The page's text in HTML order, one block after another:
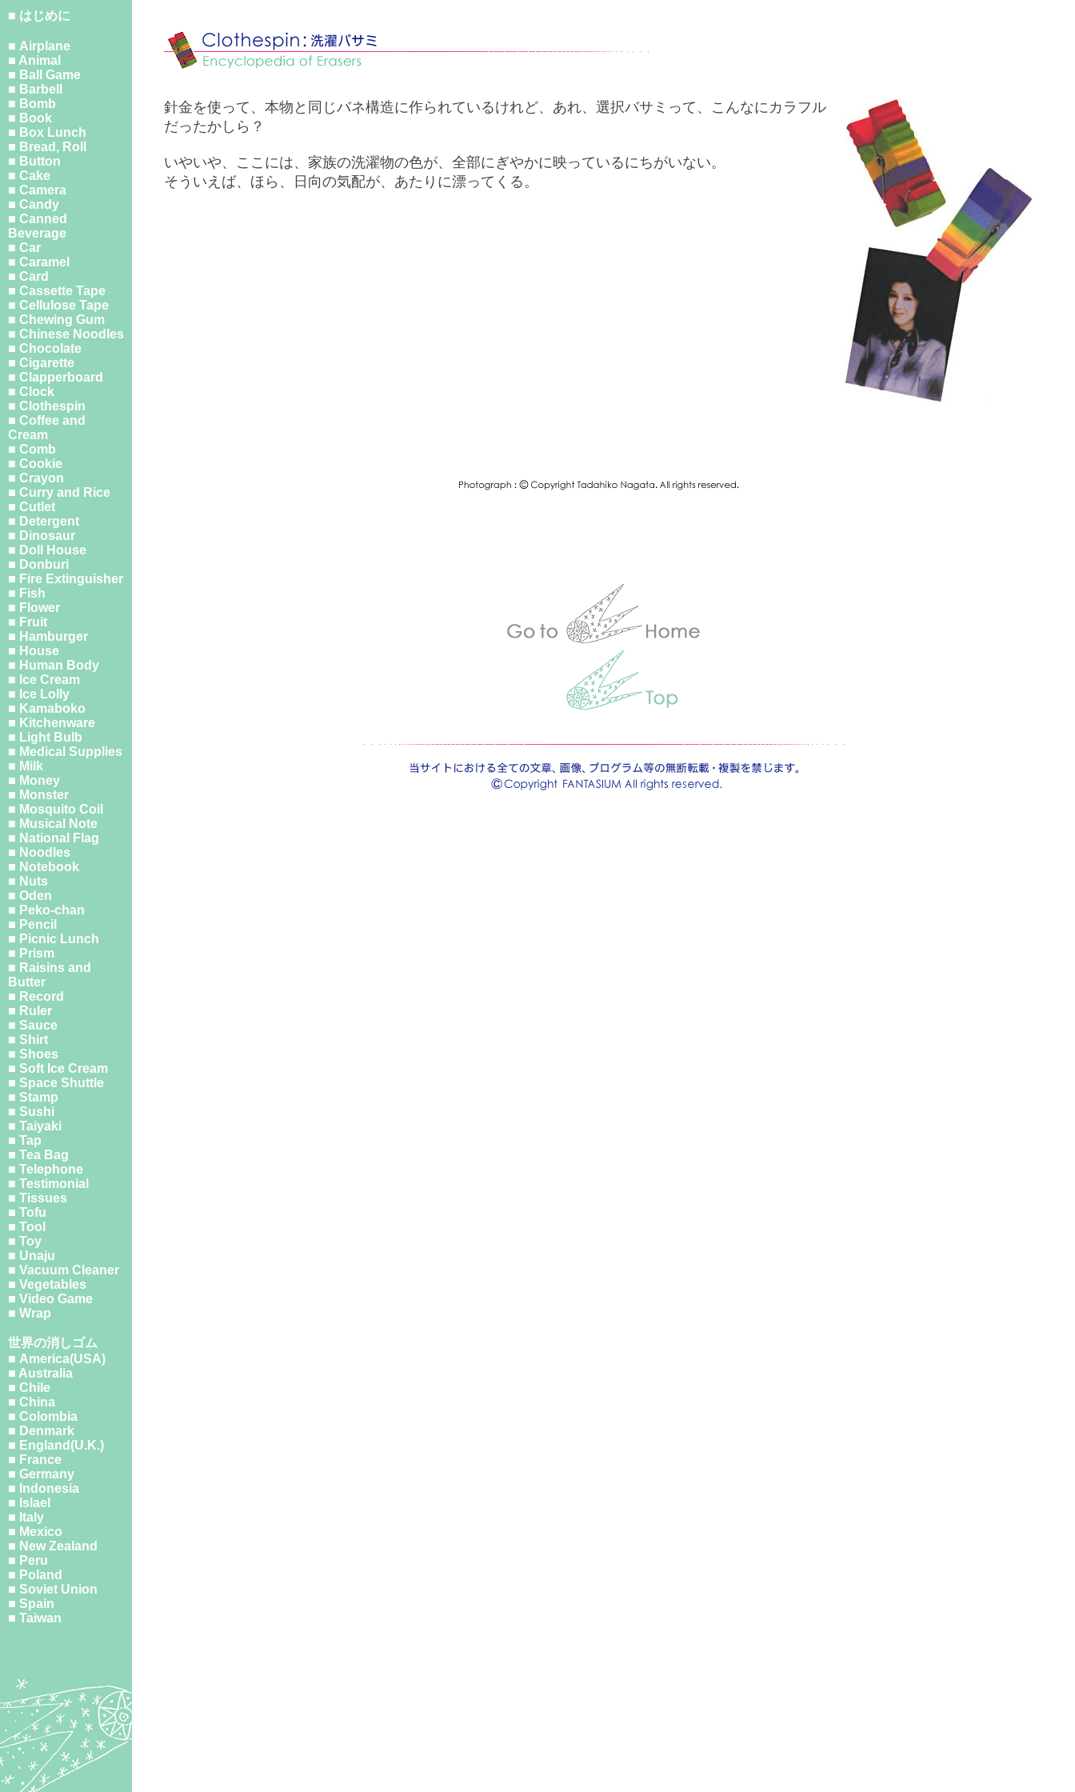
■ はじめに
■ Airplane
■ Animal
■ Ball Game
■ Barbell
■ Bomb
■ Book
■ Box Lunch
■ Bread, Roll
■ Button
■ Cake
■ Camera
■ Candy
■ Canned
Beverage
■ Car
■ Caramel
■ Card
■ Cassette Tape
■ Cellulose Tape
■ Chewing Gum
■ Chinese Noodles
■ Chocolate
■ Cigarette
■ Clapperboard
■ Clock
■ Clothespin
■ Coffee and
Cream
■ Comb
■ Cookie
■ Crayon
■ Curry and Rice
■ Cutlet
■ Detergent
■ Dinosaur
■ Doll House
■ Donburi
■ Fire Extinguisher
■ Fish
■ Flower
■ Fruit
■ Hamburger
■ House
■ Human Body
■ Ice Cream
■ Ice Lolly
■ Kamaboko
■ Kitchenware
■ Light Bulb
■ Medical Supplies
■ Milk
■ Money
■ Monster
■ Mosquito Coil
■ Musical Note
■ National Flag
■ Noodles
■ Notebook
■ Nuts
■ Oden
■ Peko-chan
■ Pencil
■ Picnic Lunch
■ Prism
■ Raisins and
Butter
■ Record
■ Ruler
■ Sauce
■ Shirt
■ Shoes
■ Soft Ice Cream
■ Space Shuttle
■ Stamp
■ Sushi
■ Taiyaki
■ Tap
■ Tea Bag
■ Telephone
■ Testimonial
■ Tissues
■ Tofu
■ Tool
■ Toy
■ Unaju
■ Vacuum Cleaner
■ Vegetables
■ Video Game
■ Wrap
世界の消しゴム
■ America(USA)
■ Australia
■ Chile
■ China
■ Colombia
■ Denmark
■ England(U.K.)
■ France
■ Germany
■ Indonesia
■ Islael
■ Italy
■ Mexico
■ New Zealand
■ Peru
■ Poland
■ Soviet Union
■ Spain
■ Taiwan
針金を使って、本物と同じバネ構造に作られているけれど、あれ、選択バサミって、こんなにカラフル
だったかしら？
いやいや、ここには、家族の洗濯物の色が、全部にぎやかに映っているにちがいない。
そういえば、ほら、日向の気配が、あたりに漂ってくる。